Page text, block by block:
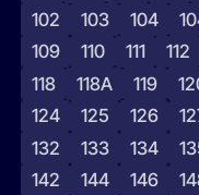
102
103 104
109
110 111 112
118
118А 119
124
125 126
132
133 134
142
144 146